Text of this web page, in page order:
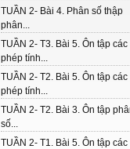
TUẦN 2- Bài 4. Phân số thập
phân...
TUẦN 2- T3. Bài 5. Ôn tập các
phép tính...
TUẦN 2- T2. Bài 5. Ôn tập các
phép tính...
TUẦN 2- T2. Bài 3. Ôn tập
số...
TUẦN 2- T1. Bài 5. Ôn tập các